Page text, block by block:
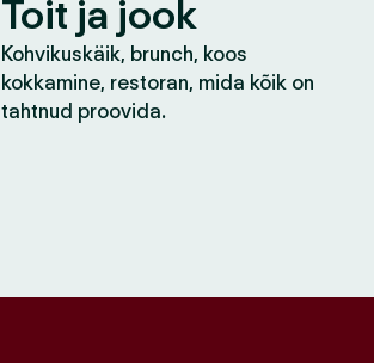
Toit ja jook
Kohvikuskäik, brunch, koos
kokkamine, restoran, mida kõik on
tahtnud proovida.